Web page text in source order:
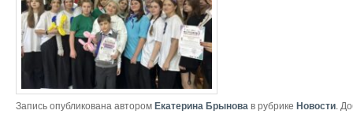
Запись опубликована авторомЕкатерина Брынова в рубрике Новости.